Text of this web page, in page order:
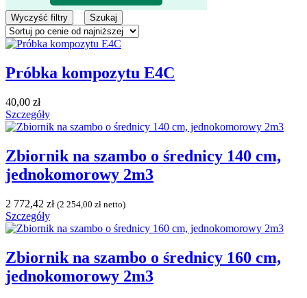
Wyczyść filtry Szukaj
Próbka kompozytu E4C
40,00 zł
Szczegóły
Zbiornik na szambo o średnicy 140 cm,
jednokomorowy 2m3
2 772,42 zł (2 254,00 zł netto)
Szczegóły
Zbiornik na szambo o średnicy 160 cm,
jednokomorowy 2m3